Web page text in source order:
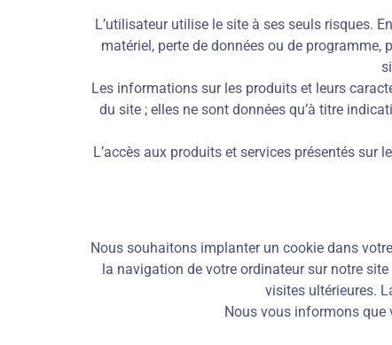
L’utilisateur utilise le site à ses seuls risques.
matériel, perte de données ou de programme,
Les informations sur les produits et leurs
du site ; elles ne sont données qu’à titre
L’accès aux produits et services présentés sur
Nous souhaitons implanter un cookie dans
la navigation de votre ordinateur sur notre
visites ultérieures.
Nous vous informons que